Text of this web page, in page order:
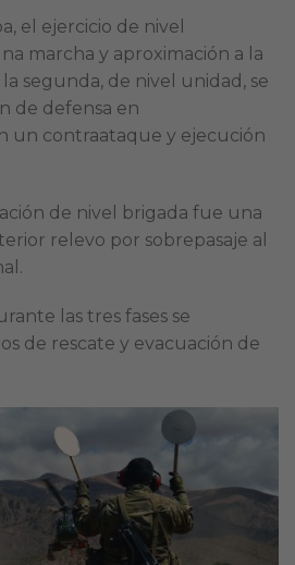
el ejercicio de nivel
marcha y aproximación a la
segunda, de nivel unidad, se
de defensa en
un contraataque y ejecución
de nivel brigada fue una
relevo por sobrepasaje al
las tres fases se
de rescate y evacuación de